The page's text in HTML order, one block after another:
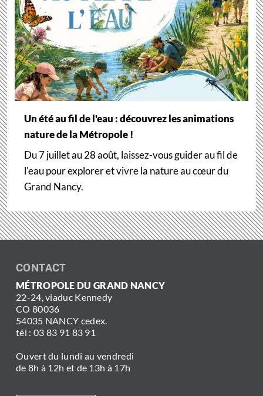
Un été au fil de l'eau : découvrez les animations
nature de la Métropole !
Du 7 juillet au 28 août, laissez-vous guider au fil de
l'eau pour explorer et vivre la nature au cœur du
Grand Nancy.
CONTACT
MÉTROPOLE DU GRAND NANCY
22-24, viaduc Kennedy
CO 80036
54035 NANCY cedex.
tél : 03 83 91 83 91
Ouvert du lundi au vendredi
de 8h à 12h et de 13h à 17h